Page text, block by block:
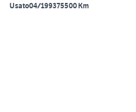
Usato04/199375500 Km